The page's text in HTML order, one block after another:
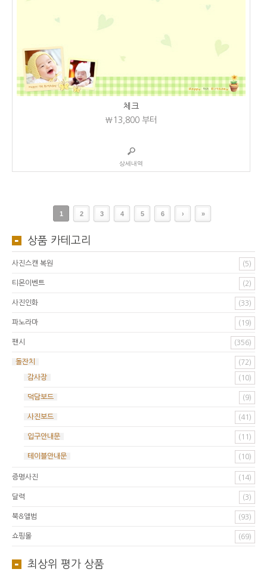
체크
₩13,800부터
상세내역
1 2 3 4 5 6 › »
상품 카테고리
사진스캔 복원 (5)
티몬이벤트 (2)
사진인화 (33)
파노라마 (19)
팬시 (356)
돌잔치 (72)
감사장 (10)
덕담보드 (9)
사진보드 (41)
입구안내문 (11)
테이블안내문 (10)
증명사진 (14)
달력 (3)
북&앨범 (93)
쇼핑몰 (69)
최상위 평가 상품